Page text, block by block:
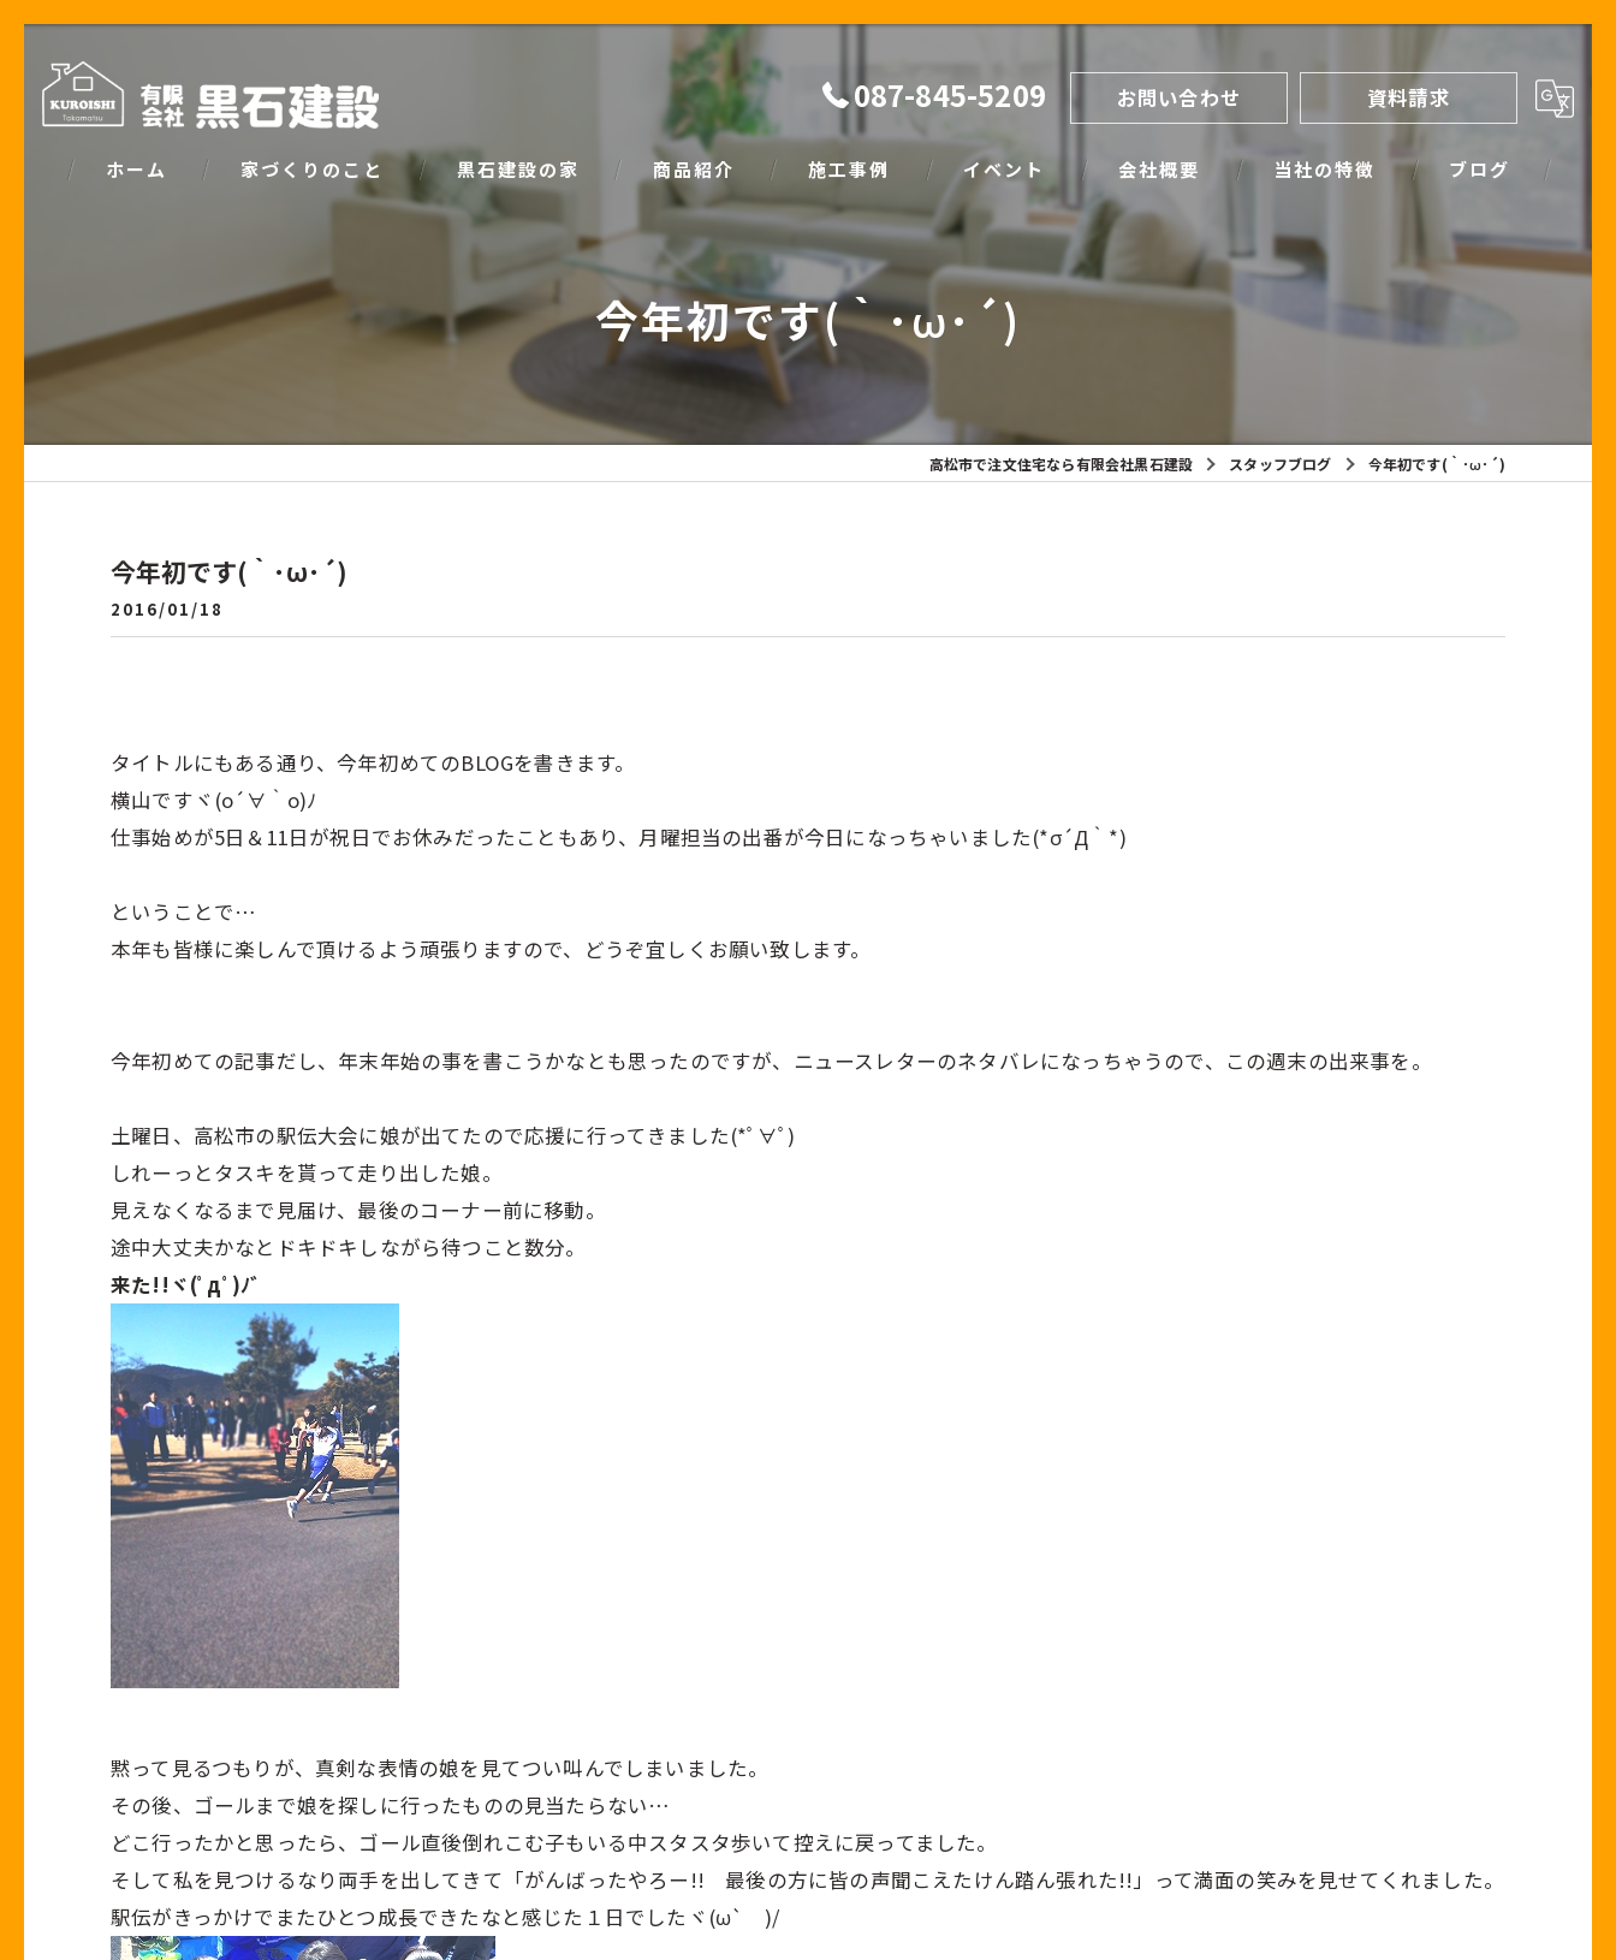
087-845-5209 お問い合わせ 資料請求
ホーム 家づくりのこと
家づくりで大事な「お金の話」
黒石建設の家
パッシブデザイン
ZEH
安心の保証
商品紹介
natural
SIMPLE NOTE
施工事例 イベント
家づくり塾
会社概要 当社の特徴
間取り
断熱
ブログ
スタッフブログ
今年初です(｀･ω･´)
高松市で注文住宅なら有限会社黒石建設 スタッフブログ 今年初です(｀･ω･´)
今年初です(｀･ω･´)
2016/01/18
タイトルにもある通り、今年初めてのBLOGを書きます。
横山ですヾ(o´∀｀o)ﾉ
仕事始めが5日＆11日が祝日でお休みだったこともあり、月曜担当の出番が今日になっちゃいました(*σ´Д｀*)
ということで…
本年も皆様に楽しんで頂けるよう頑張りますので、どうぞ宜しくお願い致します。
今年初めての記事だし、年末年始の事を書こうかなとも思ったのですが、ニュースレターのネタバレになっちゃうので、この週末の出来事を。
土曜日、高松市の駅伝大会に娘が出てたので応援に行ってきました(*ﾟ∀ﾟ)
しれーっとタスキを貰って走り出した娘。
見えなくなるまで見届け、最後のコーナー前に移動。
途中大丈夫かなとドキドキしながら待つこと数分。
来た!!ヾ(ﾟдﾟ)ﾉ゛
黙って見るつもりが、真剣な表情の娘を見てつい叫んでしまいました。
その後、ゴールまで娘を探しに行ったものの見当たらない…
どこ行ったかと思ったら、ゴール直後倒れこむ子もいる中スタスタ歩いて控えに戻ってました。
そして私を見つけるなり両手を出してきて「がんばったやろー!! 最後の方に皆の声聞こえたけん踏ん張れた!!」って満面の笑みを見せてくれました。
駅伝がきっかけでまたひとつ成長できたなと感じた１日でしたヾ(ω` )/